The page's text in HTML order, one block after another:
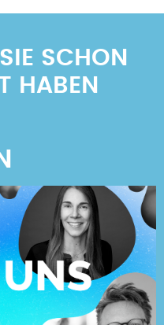
SCHON
HABEN